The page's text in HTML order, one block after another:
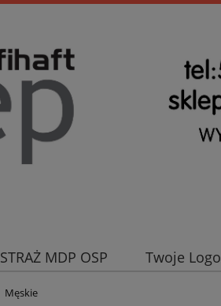
STRAŻ MDP OSP Twoje Logo
Męskie